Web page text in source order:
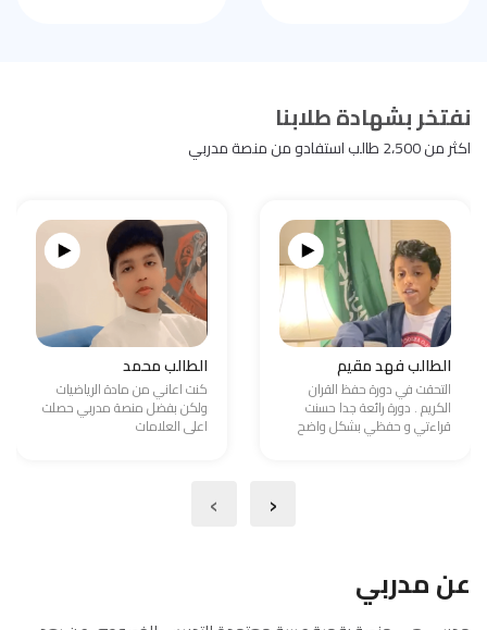
نفتخر بشهادة طلابنا
اكثر من 2،500 طالب استفادو من منصة مدربي
الطالب فهد مقيم
التحقت في دورة حفظ القران
الكريم . دورة رائعة جدا حسنت
قراءتي و حفظي بشكل واضح
الطالب محمد
كنت اعاني من مادة الرياضيات
ولكن بفضل منصة مدربي حصلت
اعلى العلامات
‹
›
عن مدربي